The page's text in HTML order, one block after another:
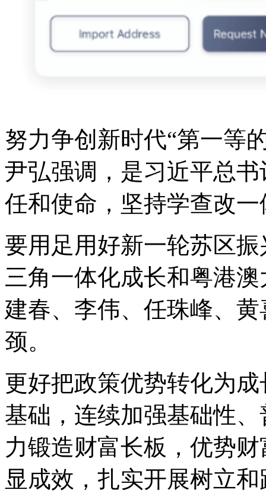
努力争创新时代“第一等
尹弘强调，是习近平总
任和使命，坚持学查改
要用足用好新一轮苏区
三角一体化成长和粤港
建春、李伟、任珠峰、
颈。
更好把政策优势转化为
基础，连续加强基础性
力锻造财富长板，优势
显成效，扎实开展树立